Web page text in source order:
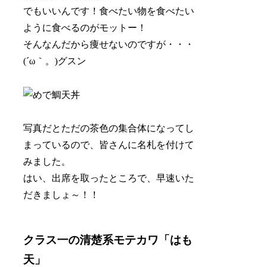
でもいいんです！食べたい物を食べたい
ように食べるのがモットー！
そんなんだから痩せないのですが・・・
(´ω｀。)グスン
写真だとただの茶色の集合体になってし
まっているので、皆さんに名札を付けて
みました。
はい、出席を取ったところで、早速いた
だきましょ～！！
クラス一の清楚系モテカワ「はも
天」